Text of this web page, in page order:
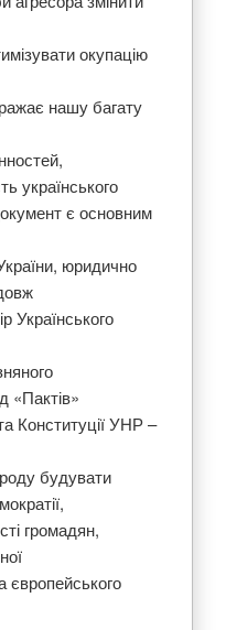
окупацію
нашу багату
українського
є основним
юридично
Українського
«Пактів»
Конституції УНР –
будувати
громадян,
європейського